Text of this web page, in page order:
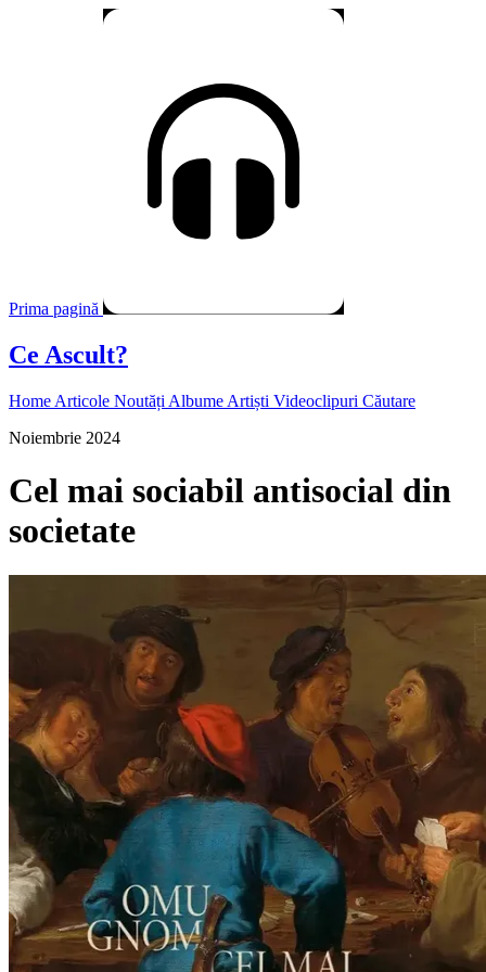
Prima pagină
Ce Ascult?
Home Articole Noutăți Albume Artiști Videoclipuri Căutare
Noiembrie 2024
Cel mai sociabil antisocial din
societate
Pagina externă
Pagina externă
Pagina externă
Pagina externă
Pagina externă
Omu Gnom
Videoclipuri